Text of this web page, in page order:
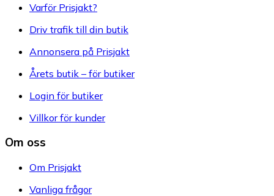
Varför Prisjakt?
Driv trafik till din butik
Annonsera på Prisjakt
Årets butik – för butiker
Login för butiker
Villkor för kunder
Om oss
Om Prisjakt
Vanliga frågor